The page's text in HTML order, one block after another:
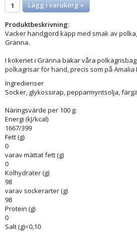
Lägg i varukorg »
Produktbeskrivning:
Vacker handgjord käpp med smak av
Gränna.
I kokeriet i Gränna bakar våra
polkagrisar för hand, precis som på Amalia
Ingredienser
Socker, glykossirap, pepparmyntsolja,
Näringsvärde per 100 g:
Energi (kJ/kcal)
1667/399
Fett (g)
0
varav mättat fett (g)
0
Kolhydrater (g)
98
varav sockerarter (g)
98
Protein (g)
0
Salt (g)<0,10